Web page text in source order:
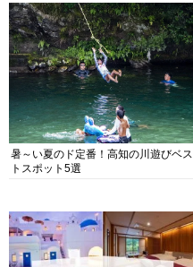
暑～い夏のド定番！高知の川遊びベス
トスポット5選